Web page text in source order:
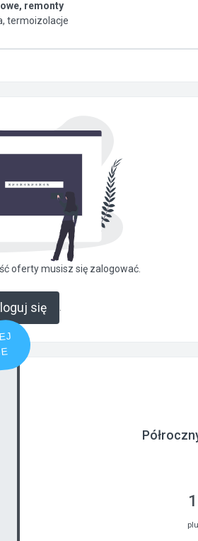
remonty
termoizolacje
oferty musisz się zalogować.
się